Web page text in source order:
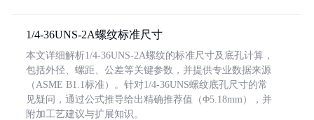
1/4-36UNS-2A螺纹标准尺寸
本文详细解析1/4-36UNS-2A螺纹的标准尺寸及底孔计算，
包括外径、螺距、公差等关键参数，并提供专业数据来源
（ASME B1.1标准）。针对1/4-36UNS螺纹底孔尺寸的常
见疑问，通过公式推导给出精确推荐值（Φ5.18mm），并
附加工艺建议与扩展知识。